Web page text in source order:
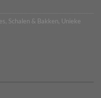
, Schalen & Bakken, Unieke